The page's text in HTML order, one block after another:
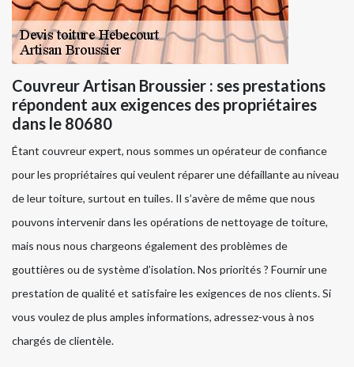
Couvreur Artisan Broussier : ses prestations
répondent aux exigences des propriétaires
dans le 80680
Étant couvreur expert, nous sommes un opérateur de confiance
pour les propriétaires qui veulent réparer une défaillante au niveau
de leur toiture, surtout en tuiles. Il s’avère de même que nous
pouvons intervenir dans les opérations de nettoyage de toiture,
mais nous nous chargeons également des problèmes de
gouttières ou de système d’isolation. Nos priorités ? Fournir une
prestation de qualité et satisfaire les exigences de nos clients. Si
vous voulez de plus amples informations, adressez-vous à nos
chargés de clientèle.